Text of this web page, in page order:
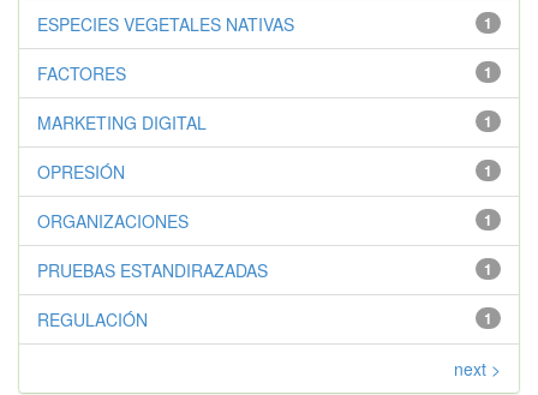
1
ESPECIES VEGETALES NATIVAS
1
FACTORES
1
MARKETING DIGITAL
1
OPRESIÓN
1
ORGANIZACIONES
1
PRUEBAS ESTANDIRAZADAS
1
REGULACIÓN
next >